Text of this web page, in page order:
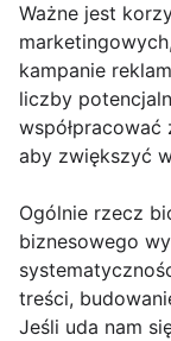
Ważne jest
kampanie
liczby
aby zwiększyć
Ogólnie rzecz
biznesowego
treści,
Jeśli uda nam